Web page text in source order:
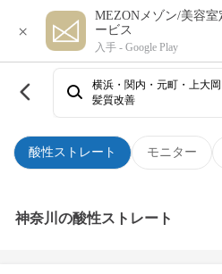
×
MEZONメゾン/美容
ービス
入手 - Google Play
酸性ストレート モニター
髪質改善
神奈川の酸性ストレート